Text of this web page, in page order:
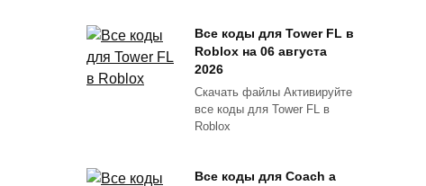
Все коды для Tower FL в
Roblox на 06 августа
2026
Скачать файлы Активируйте
все коды для Tower FL в
Roblox
Все коды для Coach a